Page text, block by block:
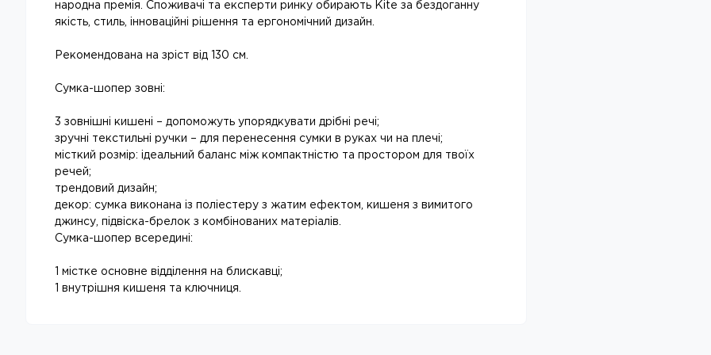
народна премія. Споживачі та експерти ринку обирають Kite за бездоганну
якість, стиль, інноваційні рішення та ергономічний дизайн.
Рекомендована на зріст від 130 см.
Сумка-шопер зовні:
3 зовнішні кишені – допоможуть упорядкувати дрібні речі;
зручні текстильні ручки – для перенесення сумки в руках чи на плечі;
місткий розмір: ідеальний баланс між компактністю та простором для твоїх
речей;
трендовий дизайн;
декор: сумка виконана із поліестеру з жатим ефектом, кишеня з вимитого
джинсу, підвіска-брелок з комбінованих матеріалів.
Сумка-шопер всередині:
1 містке основне відділення на блискавці;
1 внутрішня кишеня та ключниця.